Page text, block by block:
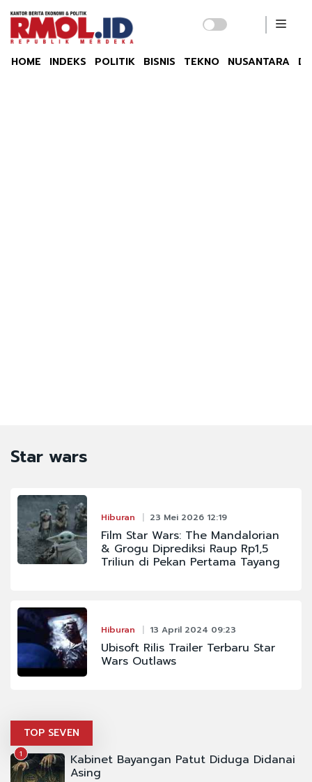
HOME INDEKS POLITIK BISNIS TEKNO NUSANTARA
Star wars
Hiburan 23 Mei 2026 12:19
Film Star Wars: The Mandalorian
& Grogu Diprediksi Raup Rp1,5
Triliun di Pekan Pertama Tayang
Hiburan 13 April 2024 09:23
Ubisoft Rilis Trailer Terbaru Star
Wars Outlaws
TOP SEVEN
1 Kabinet Bayangan Patut Diduga Didanai
Asing